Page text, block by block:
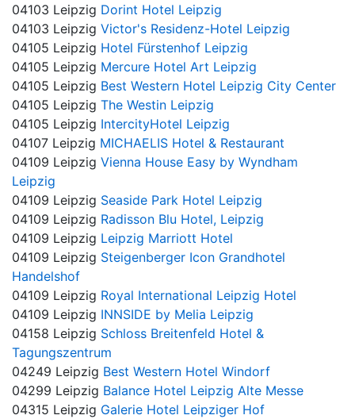
04103 Leipzig Dorint Hotel Leipzig
04103 Leipzig Victor's Residenz-Hotel Leipzig
04105 Leipzig Hotel Fürstenhof Leipzig
04105 Leipzig Mercure Hotel Art Leipzig
04105 Leipzig Best Western Hotel Leipzig City Center
04105 Leipzig The Westin Leipzig
04105 Leipzig IntercityHotel Leipzig
04107 Leipzig MICHAELIS Hotel & Restaurant
04109 Leipzig Vienna House Easy by Wyndham
Leipzig
04109 Leipzig Seaside Park Hotel Leipzig
04109 Leipzig Radisson Blu Hotel, Leipzig
04109 Leipzig Leipzig Marriott Hotel
04109 Leipzig Steigenberger Icon Grandhotel
Handelshof
04109 Leipzig Royal International Leipzig Hotel
04109 Leipzig INNSIDE by Melia Leipzig
04158 Leipzig Schloss Breitenfeld Hotel &
Tagungszentrum
04249 Leipzig Best Western Hotel Windorf
04299 Leipzig Balance Hotel Leipzig Alte Messe
04315 Leipzig Galerie Hotel Leipziger Hof